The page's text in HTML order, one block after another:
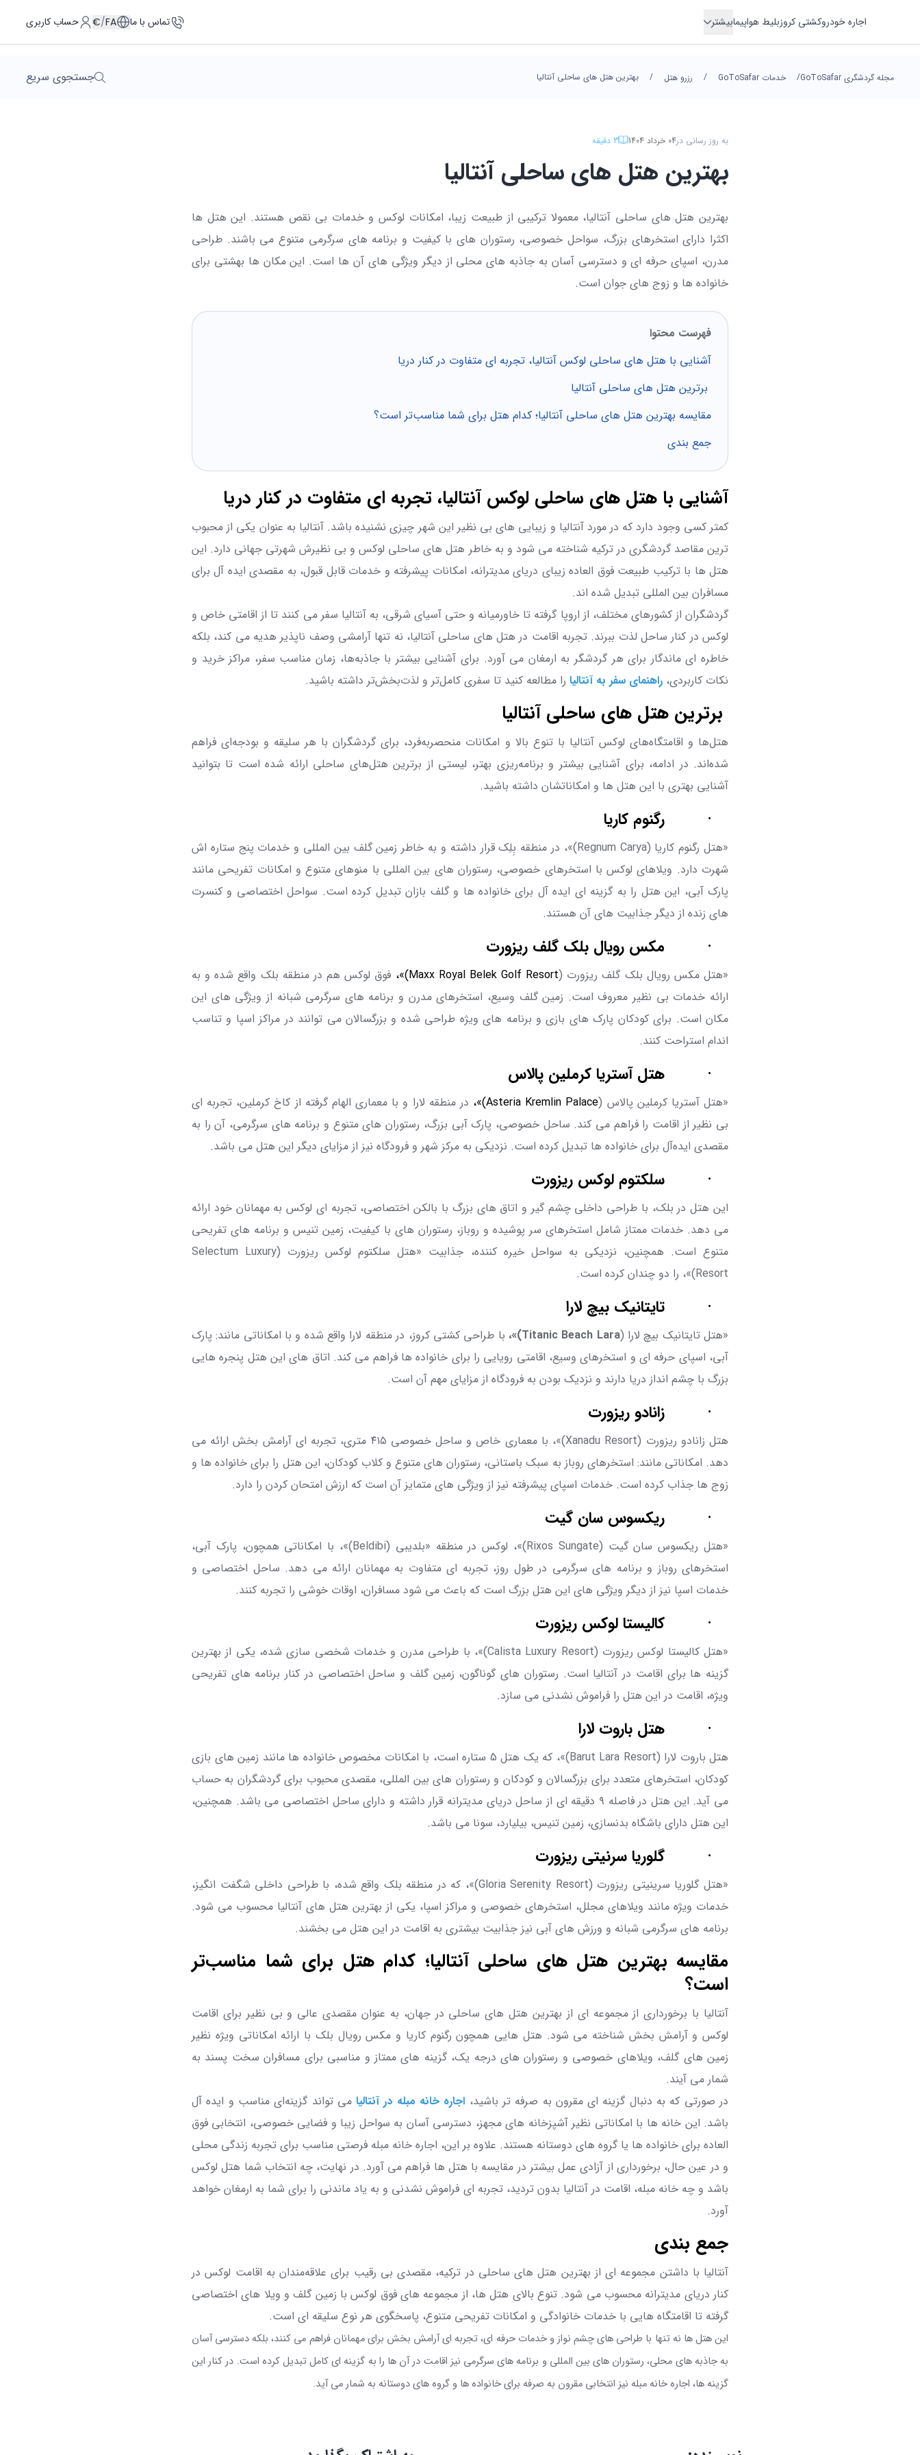
اجاره خودروکشتی کروزبلیط هواپیمابیشتر
هتل
تماس با ما FA
/
€ حساب کاربری
مجله گردشگری GoToSafar / خدمات GoToSafar / رزرو هتل / بهترین هتل های ساحلی آنتالیا جستجوی سریع
به روز رسانی در04 خرداد 1404 3 دقیقه
بهترین هتل های ساحلی آنتالیا
بهترین هتل های ساحلی آنتالیا، معمولا ترکیبی از طبیعت زیبا، امکانات لوکس و خدمات بی ‌نقص هستند. این هتل ها
اکثرا دارای استخرهای بزرگ، سواحل خصوصی، رستوران های با کیفیت و برنامه های سرگرمی متنوع می باشند. طراحی
مدرن، اسپای حرفه ای و دسترسی آسان به جاذبه های محلی از دیگر ویژگی های آن ها است. این مکان ها بهشتی برای
خانواده ها و زوج های جوان است.
فهرست محتوا
آشنایی با هتل های ساحلی لوکس آنتالیا، تجربه ای متفاوت در کنار دریا
برترین هتل های ساحلی آنتالیا
مقایسه بهترین هتل های ساحلی آنتالیا؛ کدام هتل برای شما مناسب‌تر است؟
جمع بندی
آشنایی با هتل های ساحلی لوکس آنتالیا، تجربه ای متفاوت در کنار دریا
کمتر کسی وجود دارد که در مورد آنتالیا و زیبایی های بی نظیر این شهر چیزی نشنیده باشد. آنتالیا به عنوان یکی از محبوب
‌ترین مقاصد گردشگری در ترکیه شناخته می شود و به خاطر هتل های ساحلی لوکس و بی نظیرش شهرتی جهانی دارد. این
هتل ها با ترکیب طبیعت فوق العاده زیبای دریای مدیترانه، امکانات پیشرفته و خدمات قابل قبول، به مقصدی ایده آل برای
مسافران بین المللی تبدیل شده اند.
گردشگران از کشورهای مختلف، از اروپا گرفته تا خاورمیانه و حتی آسیای شرقی، به آنتالیا سفر می کنند تا از اقامتی خاص و
لوکس در کنار ساحل لذت ببرند. تجربه اقامت در هتل های ساحلی آنتالیا، نه ‌تنها آرامشی وصف ناپذیر هدیه می کند، بلکه
خاطره ای ماندگار برای هر گردشگر به ارمغان می آورد. برای آشنایی بیشتر با جاذبه‌ها، زمان مناسب سفر، مراکز خرید و
نکات کاربردی، راهنمای سفر به آنتالیا را مطالعه کنید تا سفری کامل‌تر و لذت‌بخش‌تر داشته باشید.
برترین هتل های ساحلی آنتالیا
هتل‌ها و اقامتگاه‌های لوکس آنتالیا با تنوع بالا و امکانات منحصربه‌فرد، برای گردشگران با هر سلیقه و بودجه‌ای فراهم
شده‌اند. در ادامه، برای آشنایی بیشتر و برنامه‌ریزی بهتر، لیستی از برترین هتل‌های ساحلی ارائه شده است تا بتوانید
آشنایی بهتری با این هتل ها و امکاناتشان داشته باشید.
· رگنوم کاریا
«هتل رگنوم کاریا (Regnum Carya)»، در منطقه بِلِک قرار داشته و به خاطر زمین گلف بین ‌المللی و خدمات پنج ستاره ‌اش
شهرت دارد. ویلاهای لوکس با استخرهای خصوصی، رستوران های بین ‌المللی با منوهای متنوع و امکانات تفریحی مانند
پارک آبی، این هتل را به گزینه ای ایده آل برای خانواده ها و گلف ‌بازان تبدیل کرده است. سواحل اختصاصی و کنسرت
های زنده از دیگر جذابیت های آن هستند.
· مکس رویال بلک گلف ریزورت
«هتل مکس رویال بلک گلف ریزورت (Maxx Royal Belek Golf Resort)»، فوق ‌لوکس هم در منطقه بلک واقع شده و به
ارائه خدمات بی نظیر معروف است. زمین گلف وسیع، استخرهای مدرن و برنامه های سرگرمی شبانه از ویژگی های این
مکان است. برای کودکان پارک های بازی و برنامه های ویژه طراحی شده و بزرگسالان می ‌توانند در مراکز اسپا و تناسب
‌اندام استراحت کنند.
· هتل آستریا کرملین پالاس
«هتل آستریا کرملین پالاس (Asteria Kremlin Palace)»، در منطقه لارا و با معماری الهام گرفته از کاخ کرملین، تجربه ای
بی ‌نظیر از اقامت را فراهم می ‌کند. ساحل خصوصی، پارک آبی بزرگ، رستوران های متنوع و برنامه های سرگرمی، آن را به
مقصدی ایده‌آل برای خانواده ها تبدیل کرده است. نزدیکی به مرکز شهر و فرودگاه نیز از مزایای دیگر این هتل می باشد.
· سلکتوم لوکس ریزورت
این هتل در بلک، با طراحی داخلی چشم گیر و اتاق های بزرگ با بالکن اختصاصی، تجربه ای لوکس به مهمانان خود ارائه
می دهد. خدمات ممتاز شامل استخرهای سر پوشیده و روباز، رستوران های با کیفیت، زمین تنیس و برنامه های تفریحی
متنوع است. همچنین، نزدیکی به سواحل خیره ‌کننده، جذابیت «هتل سلکتوم لوکس ریزورت (Selectum Luxury
Resort)»، را دو چندان کرده است.
· تایتانیک بیچ لارا
«هتل تایتانیک بیچ لارا (Titanic Beach Lara)»، با طراحی کشتی کروز، در منطقه لارا واقع شده و با امکاناتی مانند: پارک
آبی، اسپای حرفه ای و استخرهای وسیع، اقامتی رویایی را برای خانواده ها فراهم می کند. اتاق های این هتل پنجره هایی
بزرگ با چشم انداز دریا دارند و نزدیک بودن به فرودگاه از مزایای مهم آن است.
· زانادو ریزورت
هتل زانادو ریزورت (Xanadu Resort
)»، با معماری خاص و ساحل خصوصی ۴۱۵ متری، تجربه ای آرامش بخش ارائه می
دهد. امکاناتی مانند: استخرهای روباز به سبک باستانی، رستوران های متنوع و کلاب کودکان، این هتل را برای خانواده ها و
زوج ها جذاب کرده است. خدمات اسپای پیشرفته نیز از ویژگی های متمایز آن است که ارزش امتحان کردن را دارد.
· ریکسوس سان گیت
«هتل ریکسوس سان گیت (Rixos Sungate)»، لوکس در منطقه «بلدیبی (Beldibi)»، با امکاناتی همچون، پارک آبی،
استخرهای روباز و برنامه های سرگرمی در طول روز، تجربه ای متفاوت به مهمانان ارائه می دهد. ساحل اختصاصی و
خدمات اسپا نیز از دیگر ویژگی های این هتل بزرگ است که باعث می شود مسافران، اوقات خوشی را تجربه کنند.
· کالیستا لوکس ریزورت
«هتل کالیستا لوکس ریزورت (Calista Luxury Resort)»، با طراحی مدرن و خدمات شخصی ‌سازی شده، یکی از بهترین
گزینه ها برای اقامت در آنتالیا است. رستوران های گوناگون، زمین گلف و ساحل اختصاصی در کنار برنامه های تفریحی
ویژه، اقامت در این هتل را فراموش ‌نشدنی می سازد.
· هتل باروت لارا
هتل باروت لارا (Barut Lara Resort
)»، که یک هتل 5 ستاره است، با امکانات مخصوص خانواده ها مانند زمین های بازی
کودکان، استخرهای متعدد برای بزرگسالان و کودکان و رستوران های بین ‌المللی، مقصدی محبوب برای گردشگران به حساب
می آید. این هتل در فاصله ۹ دقیقه ای از ساحل دریای مدیترانه قرار داشته و دارای ساحل اختصاصی می باشد. همچنین،
این هتل دارای باشگاه بدنسازی، زمین تنیس، بیلیارد، سونا می باشد.
· گلوریا سرنیتی ریزورت
«هتل گلوریا سرینیتی ریزورت (Gloria Serenity Resort)»، که در منطقه بلک واقع شده، با طراحی داخلی شگفت ‌انگیز،
خدمات ویژه مانند ویلاهای مجلل، استخرهای خصوصی و مراکز اسپا، یکی از بهترین هتل های آنتالیا محسوب می شود.
برنامه های سرگرمی شبانه و ورزش های آبی نیز جذابیت بیشتری به اقامت در این هتل می بخشند.
مقایسه بهترین هتل های ساحلی آنتالیا؛ کدام هتل برای شما مناسب‌تر
است؟
آنتالیا با برخورداری از مجموعه ای از بهترین هتل های ساحلی در جهان، به عنوان مقصدی عالی و بی نظیر برای اقامت
لوکس و آرامش بخش شناخته می شود. هتل هایی همچون رگنوم کاریا و مکس رویال بلک با ارائه امکاناتی ویژه نظیر
زمین های گلف، ویلاهای خصوصی و رستوران های درجه یک، گزینه های ممتاز و مناسبی برای مسافران سخت پسند به
شمار می آیند.
در صورتی که به دنبال گزینه ای مقرون به صرفه تر باشید، اجاره خانه مبله در آنتالیا می تواند گزینه‌ای مناسب و ایده آل
باشد. این خانه ها با امکاناتی نظیر آشپزخانه های مجهز، دسترسی آسان به سواحل زیبا و فضایی خصوصی، انتخابی فوق
العاده برای خانواده ها یا گروه های دوستانه هستند. علاوه بر این، اجاره خانه مبله فرصتی مناسب برای تجربه زندگی محلی
و در عین حال، برخورداری از آزادی عمل بیشتر در مقایسه با هتل ها فراهم می آورد. در نهایت، چه انتخاب شما هتل لوکس
باشد و چه خانه مبله، اقامت در آنتالیا بدون تردید، تجربه ای فراموش نشدنی و به یاد ماندنی را برای شما به ارمغان خواهد
آورد.
جمع بندی
آنتالیا با داشتن مجموعه ای از بهترین هتل ‌های ساحلی در ترکیه، مقصدی بی ‌رقیب برای علاقه‌مندان به اقامت لوکس در
کنار دریای مدیترانه محسوب می شود. تنوع بالای هتل ها، از مجموعه های فوق ‌لوکس با زمین گلف و ویلا های اختصاصی
گرفته تا اقامتگاه ‌هایی با خدمات خانوادگی و امکانات تفریحی متنوع، پاسخگوی هر نوع سلیقه ای است.
این هتل ها نه ‌تنها با طراحی های چشم نواز و خدمات حرفه ای، تجربه ای آرامش ‌بخش برای مهمانان فراهم می کنند، بلکه دسترسی آسان
به جاذبه ‌های محلی، رستوران های بین المللی و برنامه ‌های سرگرمی نیز اقامت در آن ‌ها را به گزینه ای کامل تبدیل کرده است. در کنار این
گزینه ها، اجاره خانه مبله نیز انتخابی مقرون ‌به ‌صرفه برای خانواده ها و گروه های دوستانه به شمار می آید.